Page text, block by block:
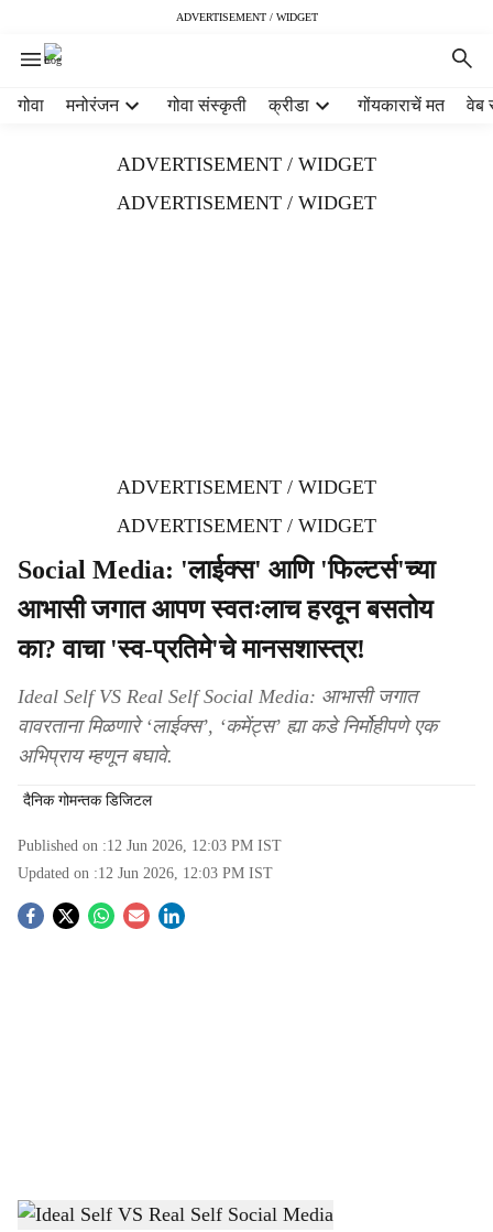
ADVERTISEMENT / WIDGET
गोवा मनोरंजन गोवा संस्कृती क्रीडा गोंयकाराचें मत वेब
ADVERTISEMENT / WIDGET
ADVERTISEMENT / WIDGET
ADVERTISEMENT / WIDGET
ADVERTISEMENT / WIDGET
Social Media: 'लाईक्स' आणि 'फिल्टर्स'च्या
आभासी जगात आपण स्वतःलाच हरवून बसतोय
का? वाचा 'स्व-प्रतिमे'चे मानसशास्त्र!
Ideal Self VS Real Self Social Media: आभासी जगात
वावरताना मिळणारे ‘लाईक्स’, ‘कमेंट्स’ ह्या कडे निर्मोहीपणे एक
अभिप्राय म्हणून बघावे.
दैनिक गोमन्तक डिजिटल
Published on :12 Jun 2026, 12:03 PM IST
Updated on :12 Jun 2026, 12:03 PM IST
S
Social Media- Dainik Gomantak